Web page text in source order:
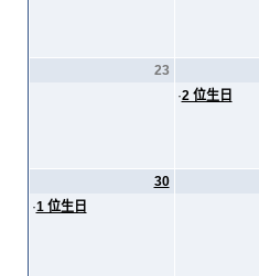
23
·2 位生日
30
·1 位生日